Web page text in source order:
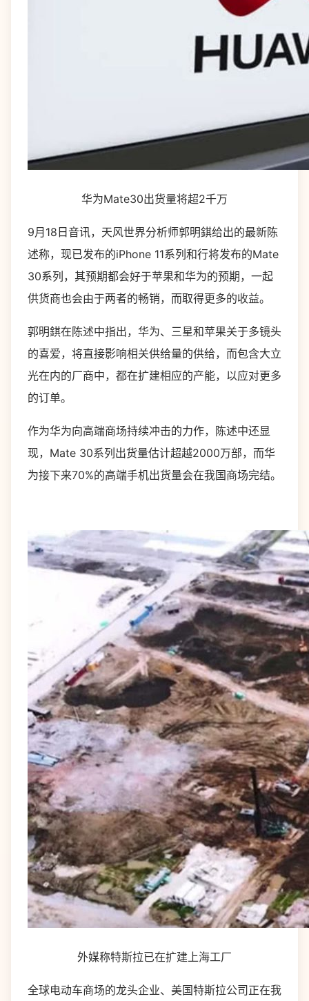
华为Mate30出货量将超2千万
9月18日音讯，天风世界分析师郭明錤给出的最新陈
述称，现已发布的iPhone 11系列和行将发布的Mate
30系列，其预期都会好于苹果和华为的预期，一起
供货商也会由于两者的畅销，而取得更多的收益。
郭明錤在陈述中指出，华为、三星和苹果关于多镜头
的喜爱，将直接影响相关供给量的供给，而包含大立
光在内的厂商中，都在扩建相应的产能，以应对更多
的订单。
作为华为向高端商场持续冲击的力作，陈述中还显
现，Mate 30系列出货量估计超越2000万部，而华
为接下来70%的高端手机出货量会在我国商场完结。
外媒称特斯拉已在扩建上海工厂
全球电动车商场的龙头企业、美国特斯拉公司正在我